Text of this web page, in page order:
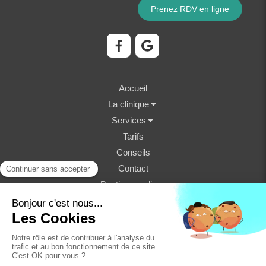
Prenez RDV en ligne
Accueil
La clinique
Services
Tarifs
Conseils
Contact
Boutique en ligne
©2023 Clinique Vétérinaire Fondère - Structure
Plan du site